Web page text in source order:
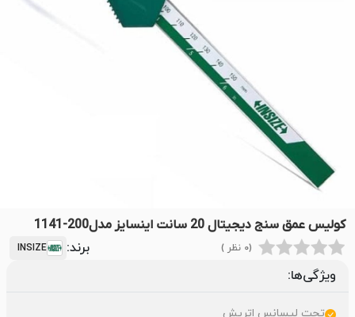
کولیس عمق سنج دیجیتال 20 سانت اینسایز مدل200-1141
(0 نظر ) برند: INSIZE
ویژگی‌ها:
تحت لیسانس اتریش